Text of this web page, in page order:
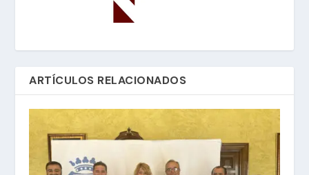
ARTÍCULOS RELACIONADOS